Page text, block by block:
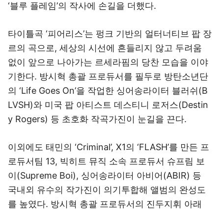
‘블루 플레임’의 작사에 손길을 더했다.
타이틀곡 ‘피어리스’는 펑크 기반의 얼터너티브 팝 장
르의 곡으로, 세상의 시선에 흔들리지 않고 두려움
없이 앞으로 나아가는 르세라핌의 당찬 모습을 이야
기한다. 방시혁 총괄 프로듀서를 필두로 방탄소년단
의 ‘Life Goes On’을 작업한 싱어송라이터 블러쉬(B
LVSH)와 미국 팝 아티스트 데스티니 로저스(Destin
y Rogers) 등 초호화 작곡가진이 눈길을 끈다.
이외에도 태민의 ‘Criminal’, X1의 ‘FLASH’를 만든 프
로듀서팀 13, 빅히트 뮤직 소속 프로듀서 슈프림 보
이(Supreme Boi), 싱어송라이터 아비어(ABIR) 등
국내외 유수의 작가진이 의기투합해 앨범의 완성도
를 높였다. 방시혁 총괄 프로듀서의 진두지휘 아래